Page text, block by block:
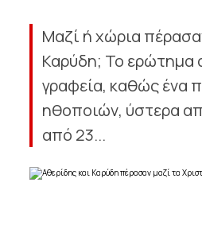
Μαζί ή χώρια
Καρύδη; Το ερώτημα
γραφεία, καθώς ένα
ηθοποιών, ύστερα
από 23...